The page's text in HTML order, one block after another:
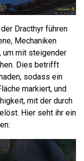
Dracthyr führen
Mechaniken
um mit steigender
Dies betrifft
sodass ein
markiert, und
mit der durch
Hier seht ihr ein